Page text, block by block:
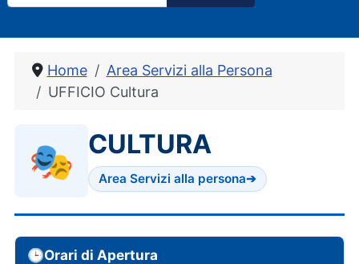
Home
Area Servizi alla Persona
UFFICIO Cultura
🎭 CULTURA
Area Servizi alla persona➔
🕒Orari di Apertura